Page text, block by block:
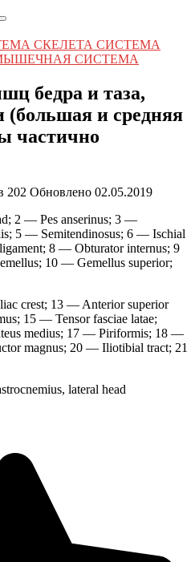
СКЕЛЕТА СИСТЕМА
СИСТЕМА
бедра и таза,
(большая и средняя
частично
202 Обновлено 02.05.2019
2 — Pes anserinus; 3 —
5 — Semitendinosus; 6 — Ischial
8 — Obturator internus; 9
10 — Gemellus superior;
crest; 13 — Anterior superior
15 — Tensor fasciae latae;
medius; 17 — Piriformis; 18 —
magnus; 20 — Iliotibial tract; 21
lateral head